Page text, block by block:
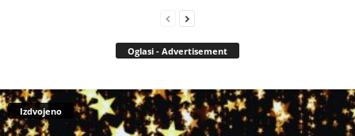
Oglasi - Advertisement
Izdvojeno